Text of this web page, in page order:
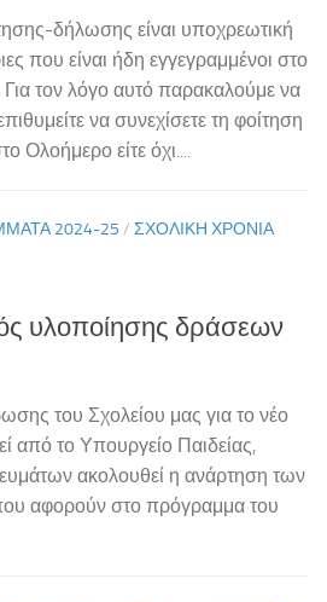
δήλωσης είναι υποχρεωτική
που είναι ήδη εγγεγραμμένοι στο
τον λόγο αυτό παρακαλούμε να
να συνεχίσετε τη φοίτηση
Ολοήμερο είτε όχι....
2024-25 / ΣΧΟΛΙΚΉ ΧΡΟΝΙΆ
υλοποίησης δράσεων
του Σχολείου μας για το νέο
από το Υπουργείο Παιδείας,
ακολουθεί η ανάρτηση των
αφορούν στο πρόγραμμα του